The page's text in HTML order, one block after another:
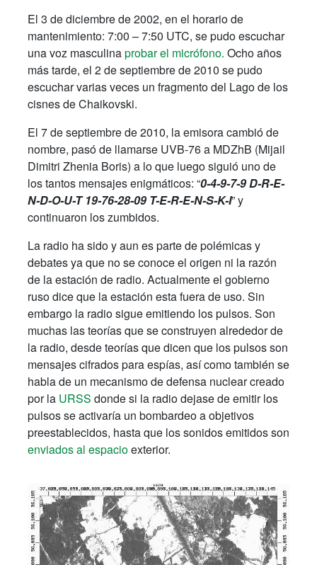
El 3 de diciembre de 2002, en el horario de
mantenimiento: 7:00 – 7:50 UTC, se pudo escuchar
una voz masculinaprobar el micrófono. Ocho años
más tarde, el 2 de septiembre de 2010 se pudo
escuchar varias veces un fragmento del Lago de los
cisnes de Chaikovski.
El 7 de septiembre de 2010, la emisora cambió de
nombre, pasó de llamarse UVB-76 a MDZhB (Mijail
Dimitri Zhenia Boris) a lo que luego siguió uno de
los tantos mensajes enigmáticos: “0-4-9-7-9 D-R-E-
N-D-O-U-T 19-76-28-09 T-E-R-E-N-S-K-I” y
continuaron los zumbidos.
La radio ha sido y aun es parte de polémicas y
debates ya que no se conoce el origen ni la razón
de la estación de radio. Actualmente el gobierno
ruso dice que la estación esta fuera de uso. Sin
embargo la radio sigue emitiendo los pulsos. Son
muchas las teorías que se construyen alrededor de
la radio, desde teorías que dicen que los pulsos son
mensajes cifrados para espías, así como también se
habla de un mecanismo de defensa nuclear creado
por la URSS donde si la radio dejase de emitir los
pulsos se activaría un bombardeo a objetivos
preestablecidos, hasta que los sonidos emitidos son
enviados al espacioexterior.